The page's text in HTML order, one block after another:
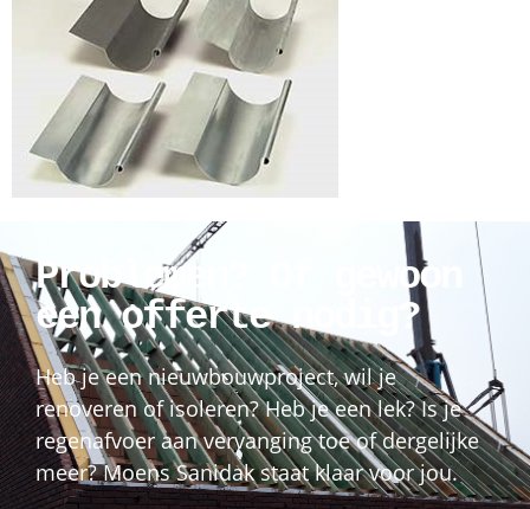
Problemen? Of gewoon
een offerte nodig?
Heb je een nieuwbouwproject, wil je
renoveren of isoleren? Heb je een lek? Is je
regenafvoer aan vervanging toe of dergelijke
meer? Moens Sanidak staat klaar voor jou.